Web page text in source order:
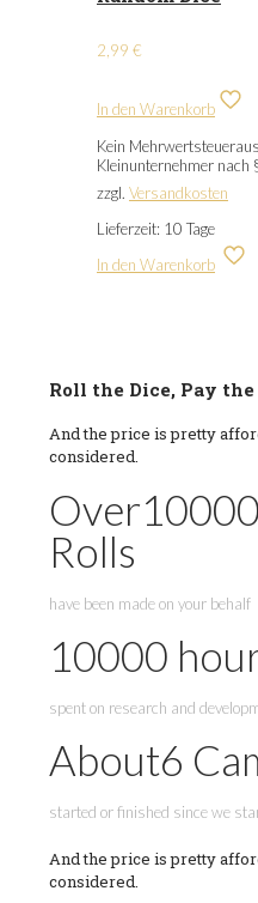
2,99 €
In den Warenkorb
Kein
Kleinunternehmer nach
zzgl. Versandkosten
Lieferzeit: 10 Tage
In den Warenkorb
Roll the Dice, Pay
And the price is pretty
considered.
Over
Rolls
have been made on your behalf
10000
spent on research and
About6
started or finished since we
And the price is pretty
considered.